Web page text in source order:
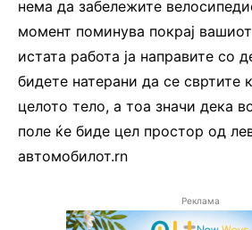
нема да забележите
момент поминува покрај
истата работа ја направите со
бидете натерани да се свртите
целото тело, а тоа значи дека
поле ќе биде цел простор од
автомобилот.rn
Реклама